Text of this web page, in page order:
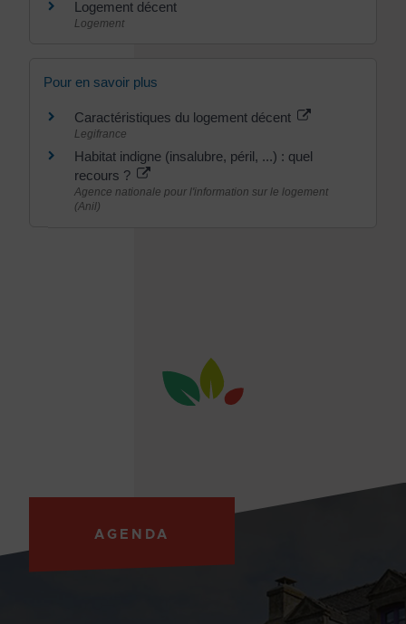
Logement décent
Logement
Pour en savoir plus
Caractéristiques du logement décent
Legifrance
Habitat indigne (insalubre, péril, ...) : quel
recours ?
Agence nationale pour l'information sur le logement
(Anil)
AGENDA